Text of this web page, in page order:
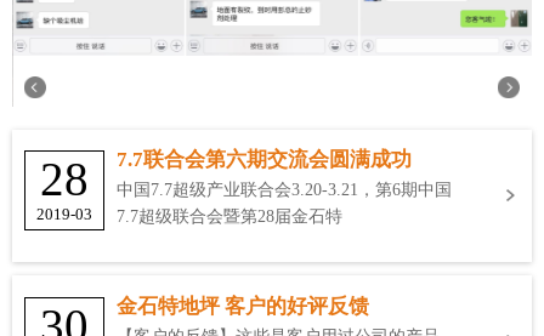
28
2019-03
7.7联合会第六期交流会圆满成功
中国7.7超级产业联合会3.20-3.21，第6期中国
7.7超级联合会暨第28届金石特
30 金石特地坪 客户的好评反馈